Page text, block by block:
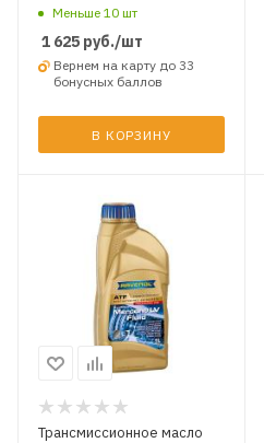
Меньше 10 шт
1 625 руб./шт
Вернем на карту до 33
бонусных баллов
В КОРЗИНУ
Трансмиссионное масло